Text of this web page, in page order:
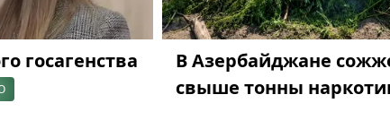
госагенства
В Азербайджане
свыше тонны